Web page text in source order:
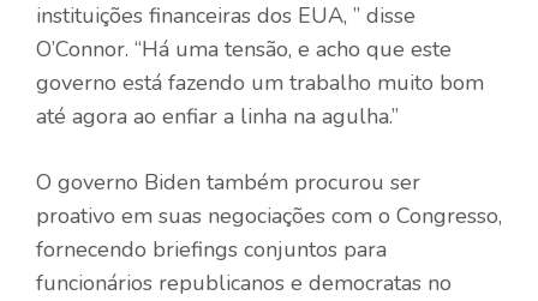
instituições financeiras dos EUA, ” disse
O’Connor. “Há uma tensão, e acho que este
governo está fazendo um trabalho muito bom
até agora ao enfiar a linha na agulha.”
O governo Biden também procurou ser
proativo em suas negociações com o Congresso,
fornecendo briefings conjuntos para
funcionários republicanos e democratas no